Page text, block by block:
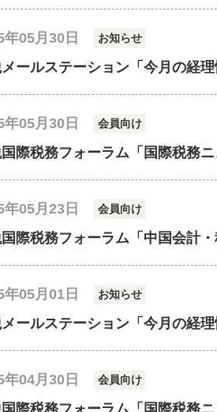
年05月30日 お知らせ
メールステーション「今月の経
年05月30日 会員向け
国際税務フォーラム「国際税務
年05月23日 会員向け
国際税務フォーラム「中国会計
年05月01日 お知らせ
メールステーション「今月の経
年04月30日 会員向け
国際税務フォーラム「国際税務